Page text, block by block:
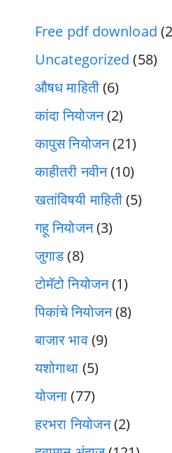
Free pdf download
Uncategorized (58)
औषध माहिती(6)
कांदा नियोजन(2)
कापुस नियोजन(21)
काहीतरी नवीन(10)
खतांविषयी माहिती(5)
गहू नियोजन(3)
जुगाड(8)
टोमॅटो नियोजन(1)
पिकांचे नियोजन(8)
बाजार भाव(9)
यशोगाथा (5)
योजना(77)
हरभरा नियोजन(2)